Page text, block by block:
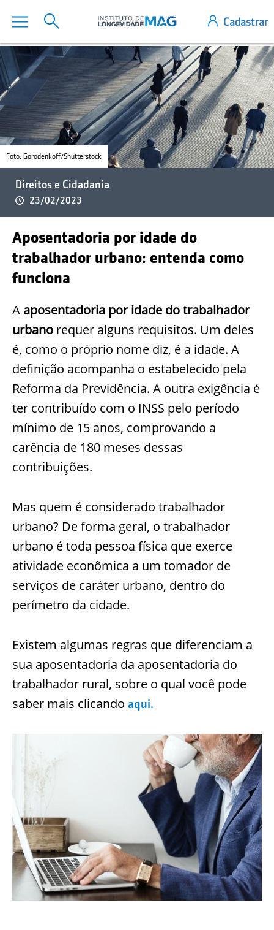
Foto: Gorodenkoff/Shutterstock
Direitos e Cidadania
23/02/2023
Aposentadoria por idade do
trabalhador urbano: entenda como
funciona
A aposentadoria por idade do trabalhador
urbano requer alguns requisitos. Um deles
é, como o próprio nome diz, é a idade. A
definição acompanha o estabelecido pela
Reforma da Previdência. A outra exigência é
ter contribuído com o INSS pelo período
mínimo de 15 anos, comprovando a
carência de 180 meses dessas
contribuições.
Mas quem é considerado trabalhador
urbano? De forma geral, o trabalhador
urbano é toda pessoa física que exerce
atividade econômica a um tomador de
serviços de caráter urbano, dentro do
perímetro da cidade.
Existem algumas regras que diferenciam a
sua aposentadoria da aposentadoria do
trabalhador rural, sobre o qual você pode
saber mais clicando aqui.